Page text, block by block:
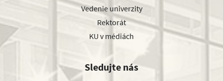
Vedenie univerzity
Rektorát
KU v médiách
Sledujte nás